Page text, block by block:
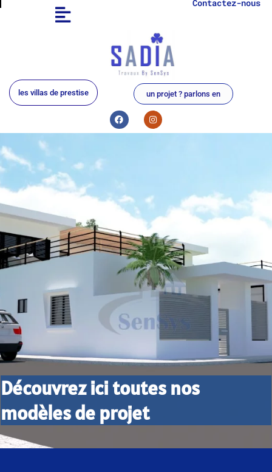
Aller
Contactez-nous
les villas de prestise un projet ? parlons en
F
a
c
e
I
n
s
t
Découvrez ici toutes nos
modèles de projet